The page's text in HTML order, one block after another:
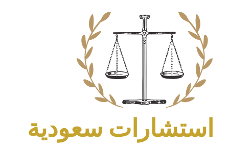
content
استشارات سعودية